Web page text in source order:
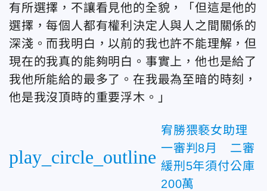
有所選擇，不讓看見他的全貌，「但這是他的
選擇，每個人都有權利決定人與人之間關係的
深淺。而我明白，以前的我也許不能理解，但
現在的我真的能夠明白。事實上，他也是給了
我他所能給的最多了。在我最為至暗的時刻，
他是我沒頂時的重要浮木。」
play_circle_outline
宥勝猥褻女助理
一審判8月 二審
緩刑5年須付公庫
200萬